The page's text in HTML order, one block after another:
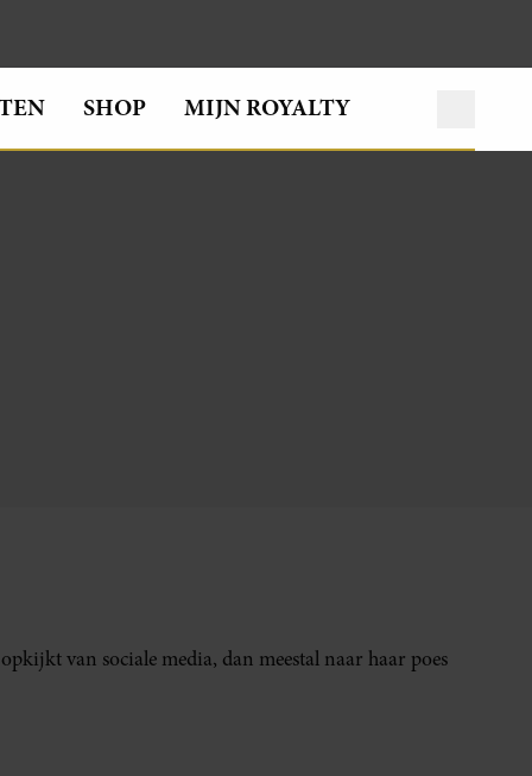
SHOP MIJN ROYALTY
van sociale media, dan meestal naar haar poes